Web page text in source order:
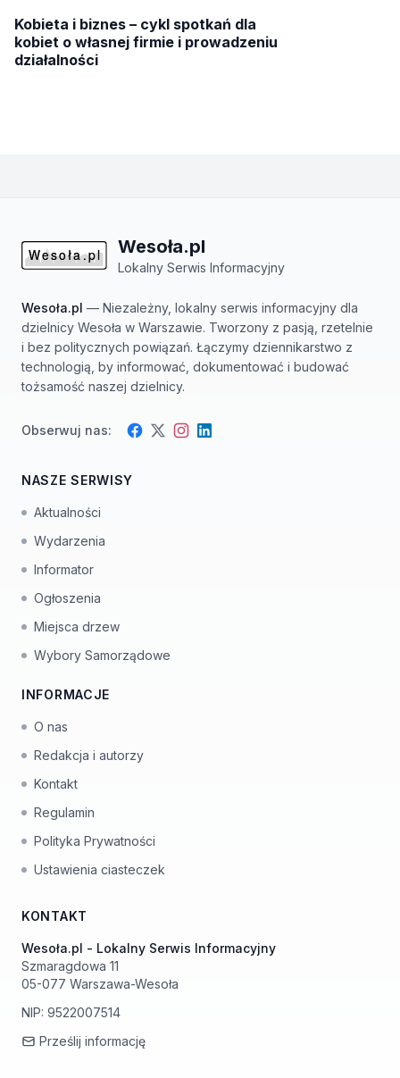
Kobieta i biznes – cykl spotkań dla
kobiet o własnej firmie i prowadzeniu
działalności
Wesoła.pl
Lokalny Serwis Informacyjny
Wesoła.pl — Niezależny, lokalny serwis informacyjny dla
dzielnicy Wesoła w Warszawie. Tworzony z pasją, rzetelnie
i bez politycznych powiązań. Łączymy dziennikarstwo z
technologią, by informować, dokumentować i budować
tożsamość naszej dzielnicy.
Obserwuj nas: Facebook
TwitterInstagram
LinkedIn
NASZE SERWISY
Aktualności
Wydarzenia
Informator
Ogłoszenia
Miejsca drzew
Wybory Samorządowe
INFORMACJE
O nas
Redakcja i autorzy
Kontakt
Regulamin
Polityka Prywatności
Ustawienia ciasteczek
KONTAKT
Wesoła.pl - Lokalny Serwis Informacyjny
Szmaragdowa 11
05-077 Warszawa-Wesoła
NIP: 9522007514
Prześlij informację